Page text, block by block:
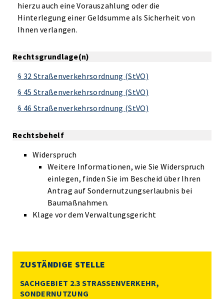
hierzu auch eine Vorauszahlung oder die
Hinterlegung einer Geldsumme als Sicherheit von
Ihnen verlangen.
Rechtsgrundlage(n)
§ 32 Straßenverkehrsordnung (StVO)
§ 45 Straßenverkehrsordnung (StVO)
§ 46 Straßenverkehrsordnung (StVO)
Rechtsbehelf
Widerspruch
Weitere Informationen, wie Sie Widerspruch
einlegen, finden Sie im Bescheid über Ihren
Antrag auf Sondernutzungserlaubnis bei
Baumaßnahmen.
Klage vor dem Verwaltungsgericht
ZUSTÄNDIGE STELLE
SACHGEBIET 2.3 STRASSENVERKEHR, S
ONDERNUTZUNG